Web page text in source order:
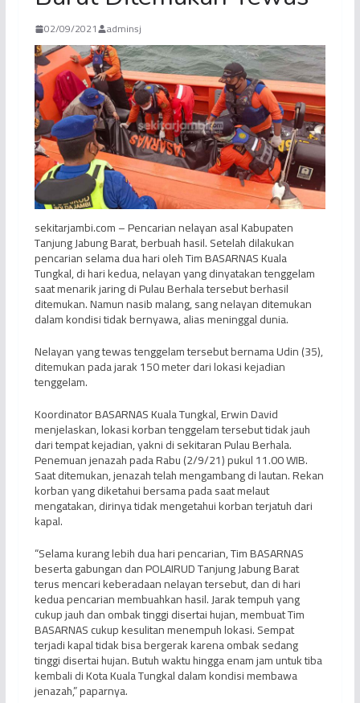
02/09/2021 adminsj
sekitarjambi.com – Pencarian nelayan asal Kabupaten
Tanjung Jabung Barat, berbuah hasil. Setelah dilakukan
pencarian selama dua hari oleh Tim BASARNAS Kuala
Tungkal, di hari kedua, nelayan yang dinyatakan tenggelam
saat menarik jaring di Pulau Berhala tersebut berhasil
ditemukan. Namun nasib malang, sang nelayan ditemukan
dalam kondisi tidak bernyawa, alias meninggal dunia.
Nelayan yang tewas tenggelam tersebut bernama Udin (35),
ditemukan pada jarak 150 meter dari lokasi kejadian
tenggelam.
Koordinator BASARNAS Kuala Tungkal, Erwin David
menjelaskan, lokasi korban tenggelam tersebut tidak jauh
dari tempat kejadian, yakni di sekitaran Pulau Berhala.
Penemuan jenazah pada Rabu (2/9/21) pukul 11.00 WIB.
Saat ditemukan, jenazah telah mengambang di lautan. Rekan
korban yang diketahui bersama pada saat melaut
mengatakan, dirinya tidak mengetahui korban terjatuh dari
kapal.
“Selama kurang lebih dua hari pencarian, Tim BASARNAS
beserta gabungan dan POLAIRUD Tanjung Jabung Barat
terus mencari keberadaan nelayan tersebut, dan di hari
kedua pencarian membuahkan hasil. Jarak tempuh yang
cukup jauh dan ombak tinggi disertai hujan, membuat Tim
BASARNAS cukup kesulitan menempuh lokasi. Sempat
terjadi kapal tidak bisa bergerak karena ombak sedang
tinggi disertai hujan. Butuh waktu hingga enam jam untuk tiba
kembali di Kota Kuala Tungkal dalam kondisi membawa
jenazah,” paparnya.